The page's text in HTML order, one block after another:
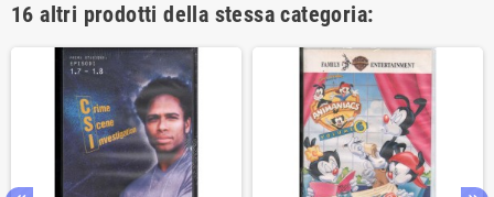
16 altri prodotti della stessa categoria: